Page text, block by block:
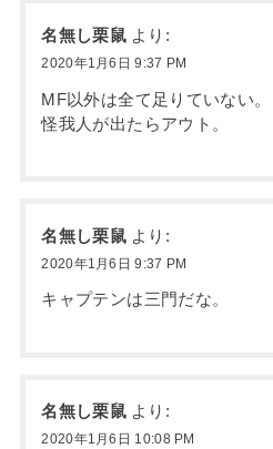
名無し栗鼠 より:
2020年1月6日 9:37 PM
MF以外は全て足りていない。
怪我人が出たらアウト。
名無し栗鼠 より:
2020年1月6日 9:37 PM
キャプテンは三門だな。
名無し栗鼠 より:
2020年1月6日 10:08 PM